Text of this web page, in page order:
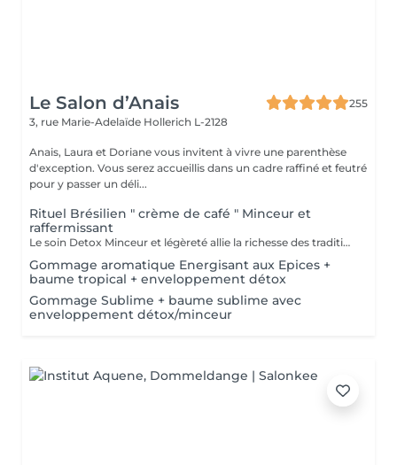
Le Salon d’Anais
255
3, rue Marie-Adelaïde Hollerich L-2128
Anais, Laura et Doriane vous invitent à vivre une parenthèse
d'exception. Vous serez accueillis dans un cadre raffiné et feutré
pour y passer un déli...
Rituel Brésilien " crème de café " Minceur et
raffermissant
Le soin Detox Minceur et légèreté allie la richesse des traditions et pharmacopées brésiliennes et indiennes. Les mouvements vont, de façon alternatives, oxygéner et les drainer les tissus afin de raffermir et detoxifier le corps et le mental. Ce soin est pratiqué avec la Crème de Café Minceur, l'Huile Ayurvédique et un enveloppement personnalisé. * Possibilité de faire un abonnement 5+ 1 offert
Gommage aromatique Energisant aux Epices +
baume tropical + enveloppement détox
Gommage Sublime + baume sublime avec
enveloppement détox/minceur